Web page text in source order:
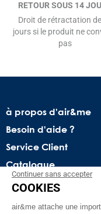
RETOUR SOUS 14
Droit de rétractation
jours si le produit ne
pas
à propos d'air&me
Besoin d'aide ?
Service Client
Catalogue
Recevez nos offres
Continuer sans accepter
COOKIES
air&me attache une